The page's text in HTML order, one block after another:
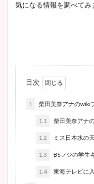
気になる情報を調べてみ
目次
1 柴田美奈アナのwiki
1.1 柴田美奈アナ
1.2 ミス日本水の
1.3 BSフジの学生
1.4 東海テレビに